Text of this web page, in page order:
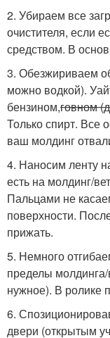
2. Убираем все
очистителя, если
средством. В
3. Обезжириваем
можно водкой).
бензином,говном
Только спирт. Все
ваш молдинг
4. Наносим ленту
есть на молдинг/
Пальцами не
поверхности.
прижать.
5. Немного
пределы
нужное). В ролике
6.
двери (открытым